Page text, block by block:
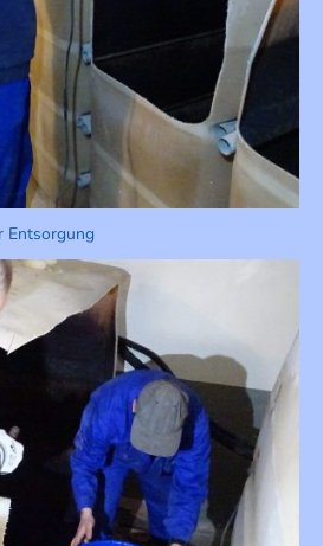
Entsorgung